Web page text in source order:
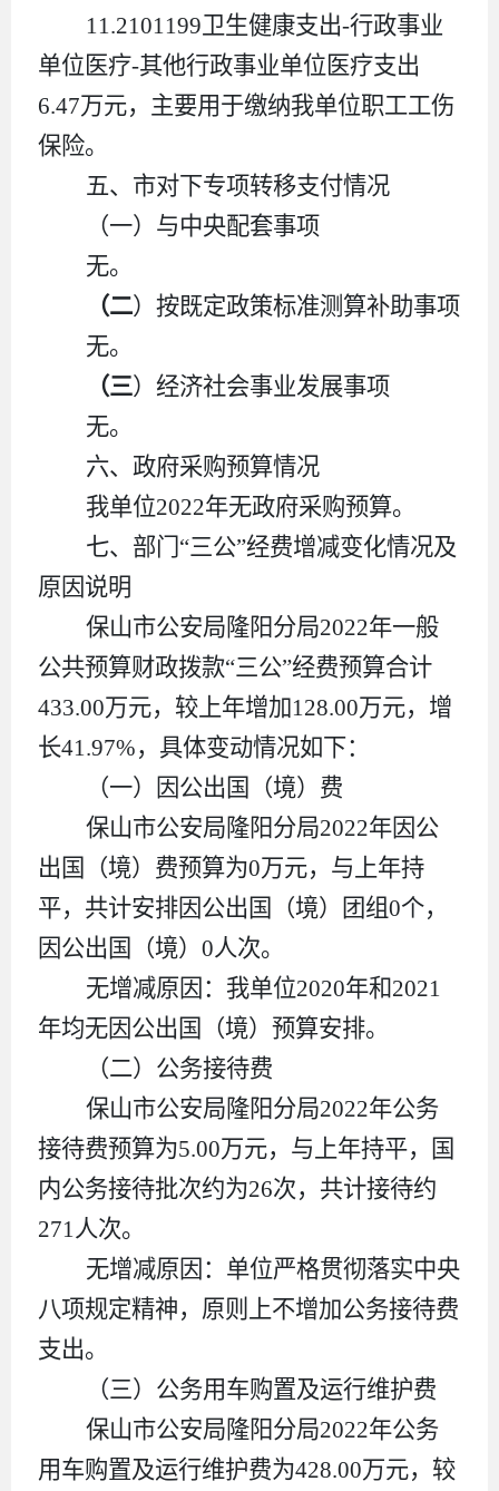
11.2101199卫生健康支出-行政事业
单位医疗-其他行政事业单位医疗支出
6.47万元，主要用于缴纳我单位职工工伤
保险。
五、 市对下专项转移支付情况
（一）与中央配套事项
无。
（二）按既定政策标准测算补助事项
无。
（三） 经济社会事业发展事项
无。
六、政府采购预算情况
我单位2022年无政府采购预算。
七、部门 “三公”经费增减变化情况及
原因说明
保山市公安局隆阳分局2022年一般
公共预算财政拨款“三公”经费预算合计
433.00万元，较上年增加128.00万元， 增
长41.97%，具体变动情况如下：
（一）
因公出国（境）费
保山市公安局隆阳分局2022年因公
出国（境）费预算为0万元，与上年持
平，共计安排因公出国（境）团组0个，
因公出国（境） 0人次。
无增减原因：我单位2020年和2021
年均无因公出国（境）预算安排。
（二） 公务接待费
保山市公安局隆阳分局2022年公务
接待费预算为5.00万元，与上年持平，国
内公务接待批次约为26次，共计接待约
271 人次。
无增减原因：单位严格贯彻落实中央
八项规定精神，原则上不增加公务接待费
支出。
（三） 公务用车购置及运行维护费
保山市公安局隆阳分局2022年公务
用车购置及运行维护费为428.00万元，较